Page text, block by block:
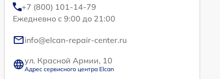
+7 (800) 101-14-79
Ежедневно с 9:00 до 21:00
info@elcan-repair-center.ru
ул. Красной Армии, 10
Адрес сервисного центра Elcan